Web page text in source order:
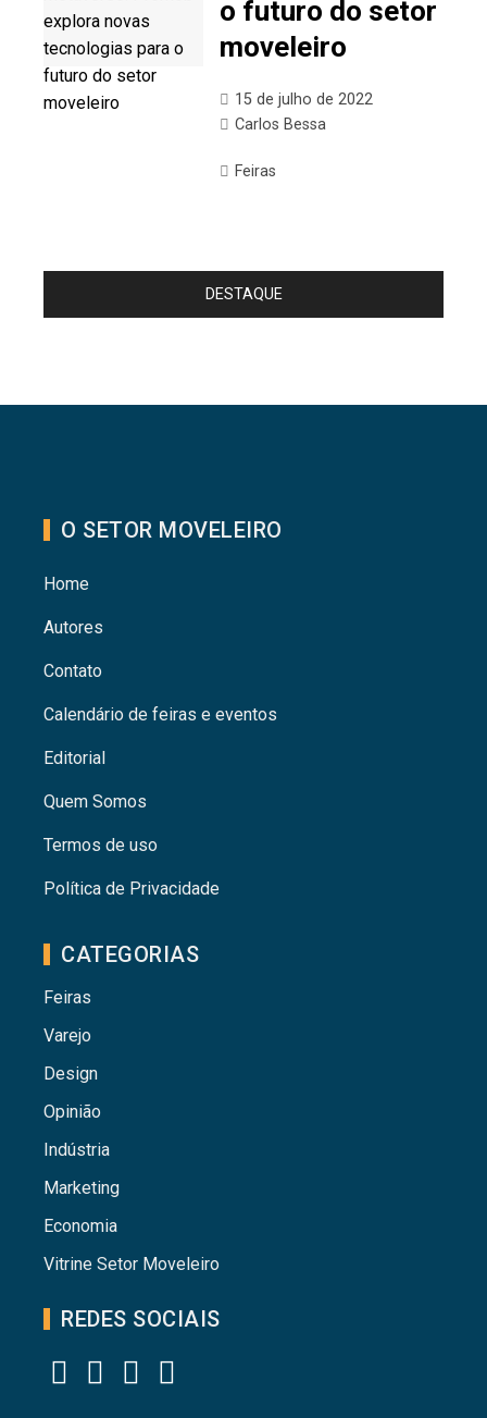
o futuro do setor
moveleiro
15 de julho de 2022
Carlos Bessa
Feiras
DESTAQUE
O SETOR MOVELEIRO
Home
Autores
Contato
Calendário de feiras e eventos
Editorial
Quem Somos
Termos de uso
Política de Privacidade
CATEGORIAS
Feiras
Varejo
Design
Opinião
Indústria
Marketing
Economia
Vitrine Setor Moveleiro
REDES SOCIAIS